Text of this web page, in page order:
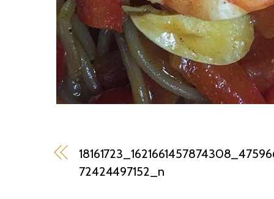
72424497152_n